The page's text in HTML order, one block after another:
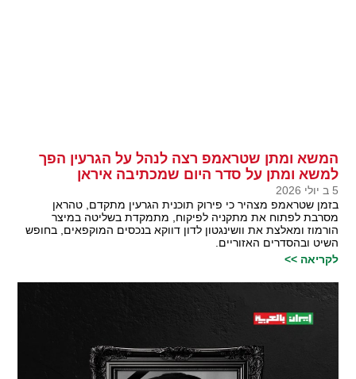
המשא ומתן שטראמפ רצה לנהל על הגרעין הפך
למשא ומתן על סדר היום שמכתיבה איראן
5 ב יולי 2026
בזמן שטראמפ מצהיר כי פירוק תוכנית הגרעין מתקדם, טהראן
מסרבת לפתוח את מתקניה לפיקוח, מתמקדת בשליטה במיצר
הורמוז ומאלצת את וושינגטון לדון דווקא בנכסים המוקפאים, בחופש
השיט ובהסדרים האזוריים.
לקריאה >>